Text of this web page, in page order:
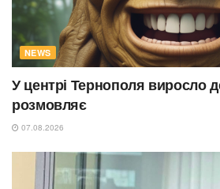
NEWS
У центрі Тернополя виросло
розмовляє
07.08.2026